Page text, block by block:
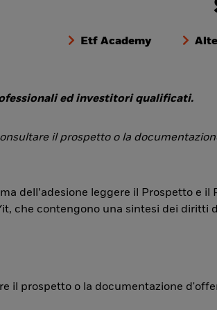
Etf Academy
ed investitori qualificati.
il prospetto o la
dell’adesione leggere il Prospetto e il
che contengono una sintesi dei diritti
il prospetto o la documentazione